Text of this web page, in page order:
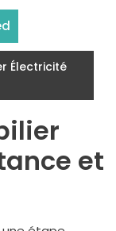
Électricité
et